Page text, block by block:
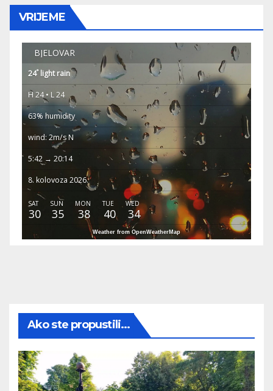
VRIJEME
BJELOVAR
24°light rain
H 24 • L 24
63% humidity
wind: 2m/s N
5:42 → 20:14
8. kolovoza 2026.
SAT
30
SUN
35
MON
38
TUE
40
WED
34
Weather from OpenWeatherMap
Ako ste propustili...